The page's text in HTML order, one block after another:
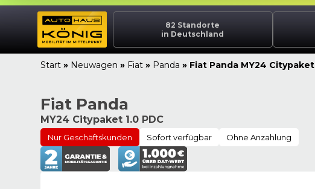
82 Standorte
in Deutschland
Start » Neuwagen » Fiat » Panda » Fiat Panda MY24 Citypaket
Fiat Panda
MY24 Citypaket 1.0 PDC
Nur Geschäftskunden Sofort verfügbar Ohne Anzahlung